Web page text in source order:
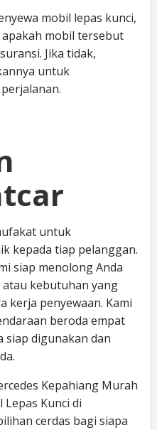
mobil lepas kunci,
mobil tersebut
Jika tidak,
untuk
untuk
kepada tiap pelanggan.
siap menolong Anda
kebutuhan yang
kerja penyewaan. Kami
beroda empat
siap digunakan dan
Kepahiang Murah
Lepas Kunci di
cerdas bagi siapa